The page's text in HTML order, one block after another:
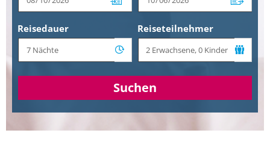
Reisedauer Reiseteilnehmer
Suchen